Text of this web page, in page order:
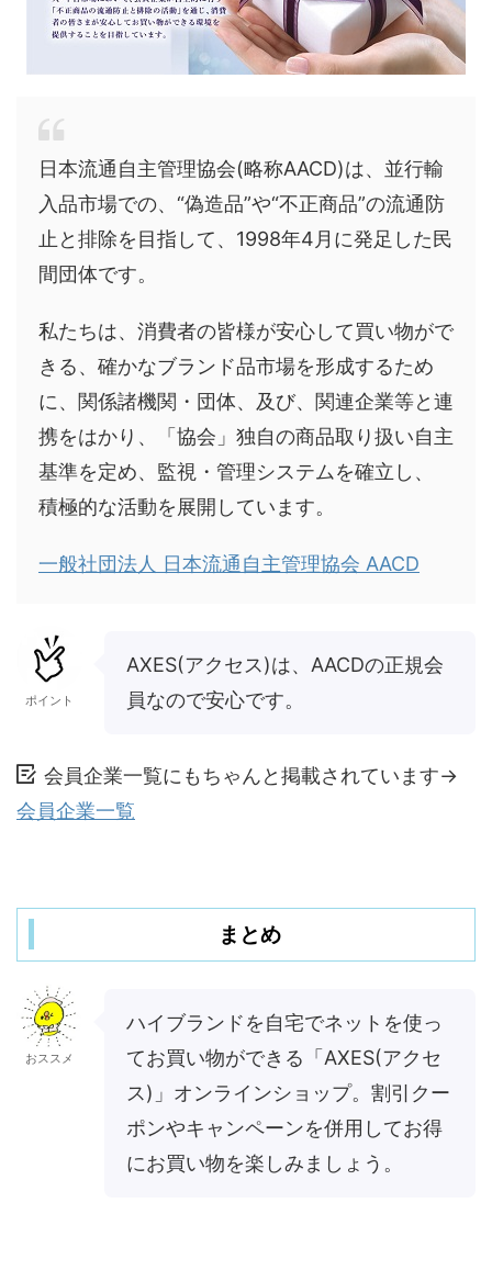
日本流通自主管理協会(略称AACD)は、並行輸
入品市場での、“偽造品”や“不正商品”の流通防
止と排除を目指して、1998年4月に発足した民
間団体です。
私たちは、消費者の皆様が安心して買い物がで
きる、確かなブランド品市場を形成するため
に、関係諸機関・団体、及び、関連企業等と連
携をはかり、「協会」独自の商品取り扱い自主
基準を定め、監視・管理システムを確立し、
積極的な活動を展開しています。
一般社団法人 日本流通自主管理協会 AACD
ポイント
AXES(アクセス)は、AACDの正規会
員なので安心です。
会員企業一覧にもちゃんと掲載されています→
会員企業一覧
まとめ
おススメ
ハイブランドを自宅でネットを使っ
てお買い物ができる「AXES(アクセ
ス)」オンラインショップ。割引クー
ポンやキャンペーンを併用してお得
にお買い物を楽しみましょう。